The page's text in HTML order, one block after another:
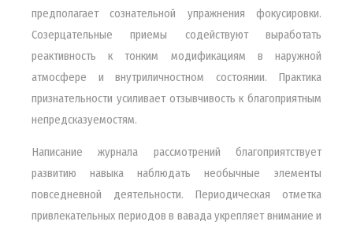
предполагает сознательной упражнения фокусировки.
Созерцательные приемы содействуют выработать
реактивность к тонким модификациям в наружной
атмосфере и внутриличностном состоянии. Практика
признательности усиливает отзывчивость к благоприятным
непредсказуемостям.
Написание журнала рассмотрений благоприятствует
развитию навыка наблюдать необычные элементы
повседневной деятельности. Периодическая отметка
привлекательных периодов в вавада укрепляет внимание и